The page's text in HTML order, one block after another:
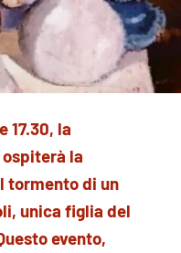
17.30, la
la
tormento di un
unica figlia del
evento,